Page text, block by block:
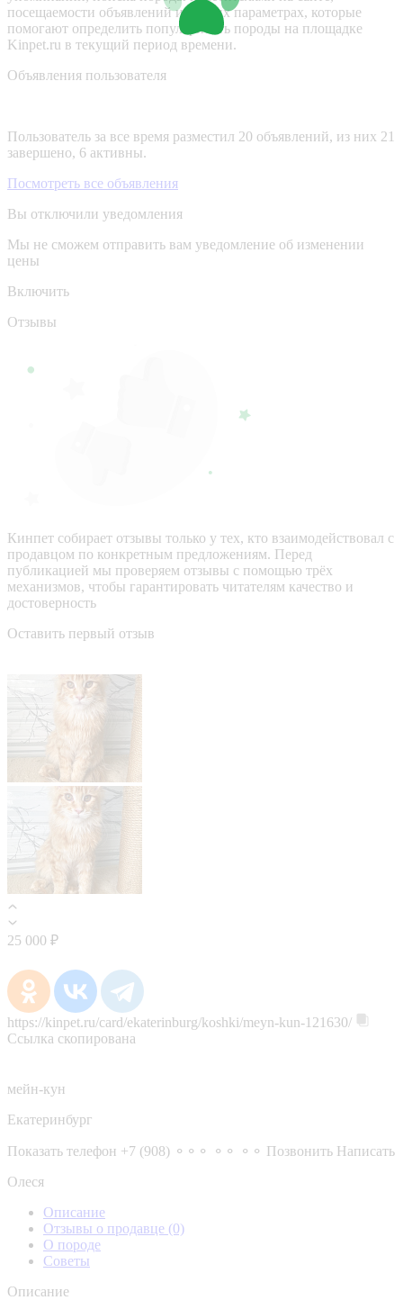
посещаемости объявлений и других параметрах, которые
помогают определить популярность породы на площадке
Kinpet.ru в текущий период времени.
Объявления пользователя
Пользователь за все время разместил 20 объявлений, из них 21
завершено, 6 активны.
Посмотреть все объявления
Вы отключили уведомления
Мы не сможем отправить вам уведомление об изменении
цены
Включить
Отзывы
Кинпет собирает отзывы только у тех, кто взаимодействовал с
продавцом по конкретным предложениям. Перед
публикацией мы проверяем отзывы с помощью трёх
механизмов, чтобы гарантировать читателям качество и
достоверность
Оставить первый отзыв
25 000 ₽
https://kinpet.ru/card/ekaterinburg/koshki/meyn-kun-121630/
Ссылка скопирована
мейн-кун
Екатеринбург
Показать телефон +7 (908) ⚬⚬⚬ ⚬⚬ ⚬⚬ Позвонить Написать
Олеся
Описание
Отзывы о продавце (0)
О породе
Советы
Описание